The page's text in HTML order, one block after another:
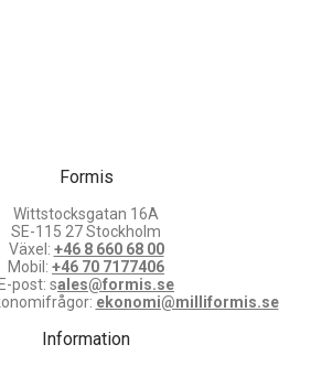
Formis
Wittstocksgatan 16A
SE-115 27 Stockholm
Växel: +46 8 660 68 00
Mobil: +46 70 7177406
E-post: sales@formis.se
ekonomi@milliformis.se
Information